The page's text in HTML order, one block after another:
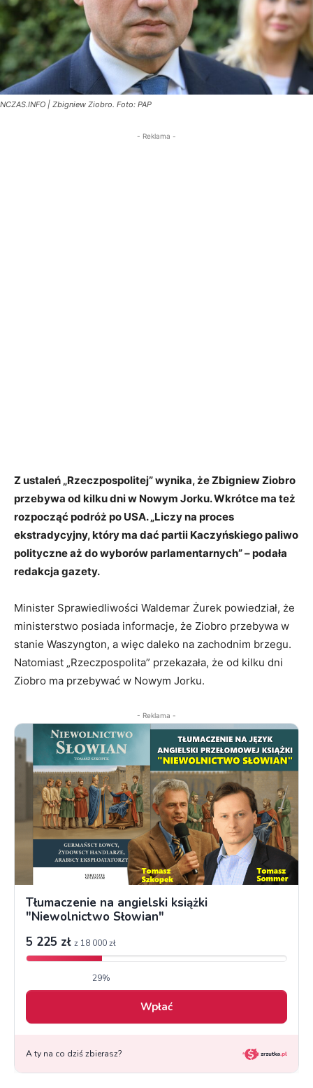
NCZAS.INFO | Zbigniew Ziobro. Foto: PAP
- Reklama -
Z ustaleń „Rzeczpospolitej” wynika, że Zbigniew Ziobro
przebywa od kilku dni w Nowym Jorku. Wkrótce ma też
rozpocząć podróż po USA. „Liczy na proces
ekstradycyjny, który ma dać partii Kaczyńskiego paliwo
polityczne aż do wyborów parlamentarnych” – podała
redakcja gazety.
Minister Sprawiedliwości Waldemar Żurek powiedział, że
ministerstwo posiada informacje, że Ziobro przebywa w
stanie Waszyngton, a więc daleko na zachodnim brzegu.
Natomiast „Rzeczpospolita” przekazała, że od kilku dni
Ziobro ma przebywać w Nowym Jorku.
- Reklama -